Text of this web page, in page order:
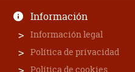
Información
Información legal
Política de privacidad
Política de cookies